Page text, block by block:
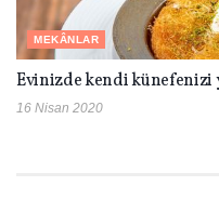
MEKÂNLAR
Evinizde kendi künefenizi
16 Nisan 2020